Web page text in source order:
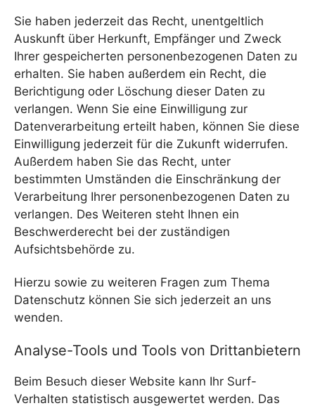
Sie haben jederzeit das Recht, unentgeltlich
Auskunft über Herkunft, Empfänger und Zweck
Ihrer gespeicherten personenbezogenen Daten zu
erhalten. Sie haben außerdem ein Recht, die
Berichtigung oder Löschung dieser Daten zu
verlangen. Wenn Sie eine Einwilligung zur
Datenverarbeitung erteilt haben, können Sie diese
Einwilligung jederzeit für die Zukunft widerrufen.
Außerdem haben Sie das Recht, unter
bestimmten Umständen die Einschränkung der
Verarbeitung Ihrer personenbezogenen Daten zu
verlangen. Des Weiteren steht Ihnen ein
Beschwerderecht bei der zuständigen
Aufsichtsbehörde zu.
Hierzu sowie zu weiteren Fragen zum Thema
Datenschutz können Sie sich jederzeit an uns
wenden.
Analyse-Tools und Tools von Dritt­anbietern
Beim Besuch dieser Website kann Ihr Surf-
Verhalten statistisch ausgewertet werden. Das